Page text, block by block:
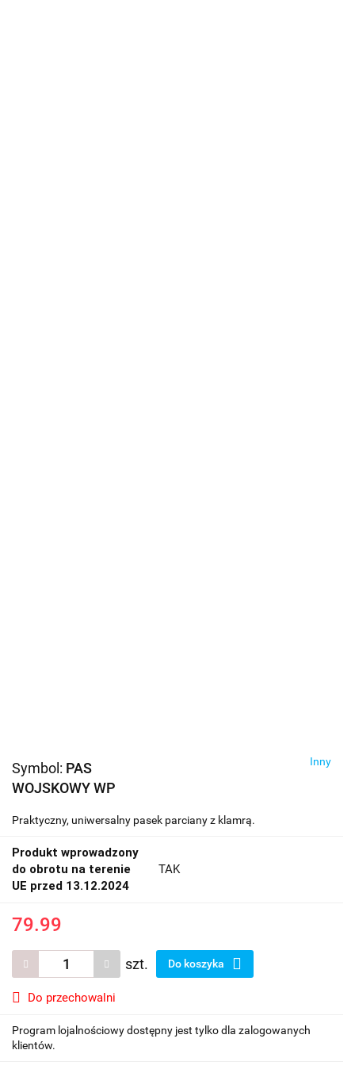
Symbol: PAS
WOJSKOWY WP
Inny
Praktyczny, uniwersalny pasek parciany z klamrą.
Produkt wprowadzony
do obrotu na terenie
UE przed 13.12.2024
TAK
79.99
szt. Do koszyka
Do przechowalni
Program lojalnościowy dostępny jest tylko dla zalogowanych
klientów.